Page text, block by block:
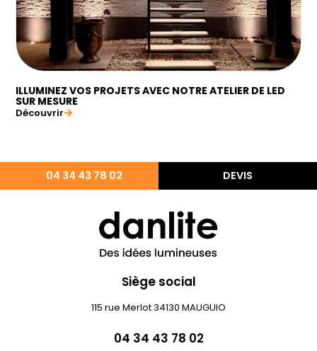
ILLUMINEZ VOS PROJETS AVEC NOTRE ATELIER DE LED
SUR MESURE
Découvrir
04 34 43 78 02 DEVIS
Siège social
115 rue Merlot 34130 MAUGUIO
04 34 43 78 02